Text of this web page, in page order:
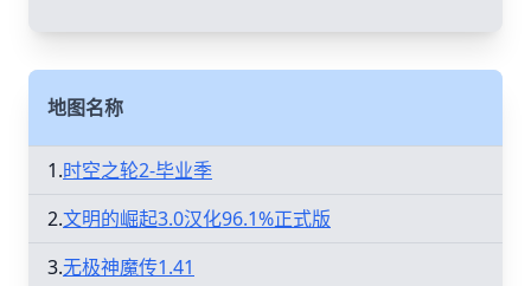
地图名称
1.时空之轮2-毕业季
2.文明的崛起3.0汉化96.1%正式版
3.无极神魔传1.41